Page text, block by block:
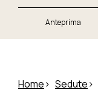
Anteprima
Home Sedute